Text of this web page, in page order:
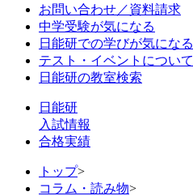
お問い合わせ／資料請求
中学受験が気になる
日能研での学びが気になる
テスト・イベントについて
日能研の教室検索
日能研
入試情報
合格実績
トップ>
コラム・読み物>